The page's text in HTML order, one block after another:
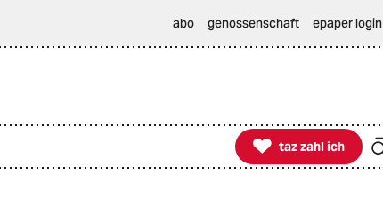
abo genossenschaft epaper login

taz zahl ich
taz zahl ich